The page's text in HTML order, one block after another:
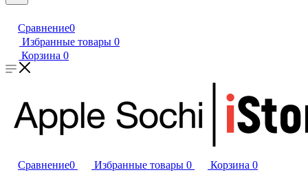
Сравнение0
Избранные товары 0
Корзина 0
Сравнение0 Избранные товары 0 Корзина 0